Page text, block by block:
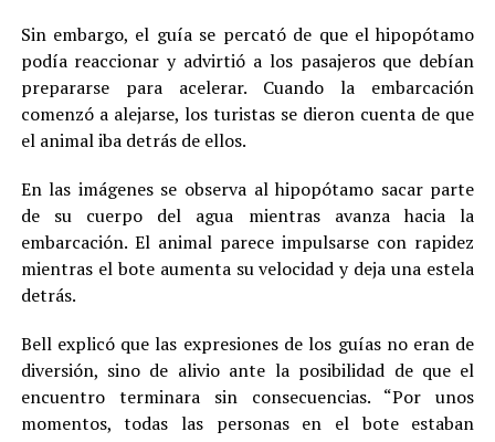
Sin embargo, el guía se percató de que el hipopótamo
podía reaccionar y advirtió a los pasajeros que debían
prepararse para acelerar. Cuando la embarcación
comenzó a alejarse, los turistas se dieron cuenta de que
el animal iba detrás de ellos.
En las imágenes se observa al hipopótamo sacar parte
de su cuerpo del agua mientras avanza hacia la
embarcación. El animal parece impulsarse con rapidez
mientras el bote aumenta su velocidad y deja una estela
detrás.
Bell explicó que las expresiones de los guías no eran de
diversión, sino de alivio ante la posibilidad de que el
encuentro terminara sin consecuencias. “Por unos
momentos, todas las personas en el bote estaban